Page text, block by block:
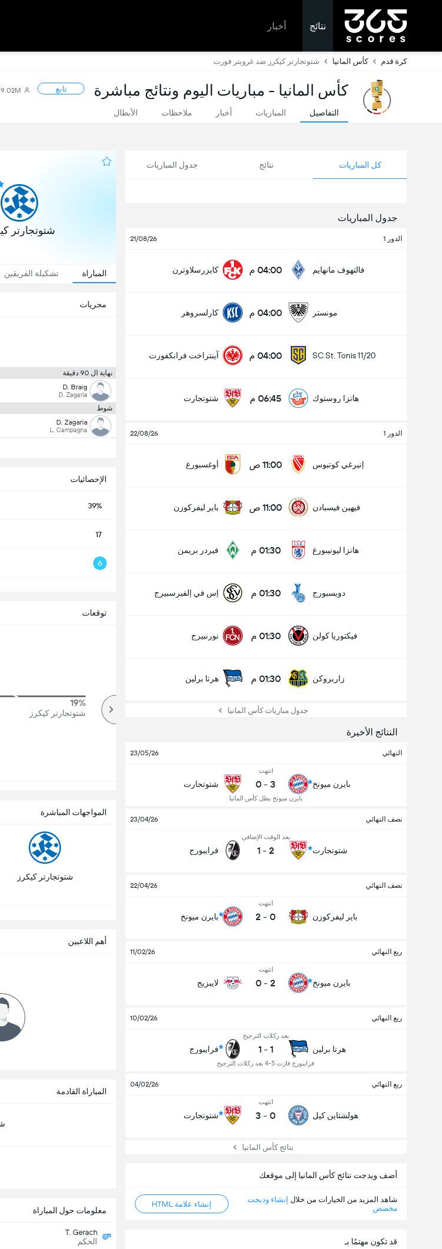
نتائج أخبار
كرة قدم كأس المانيا شتوتجارتر كيكرز ضد غرويتر فورت
كأس المانيا - مباريات اليوم ونتائج مباشرة تابع
التفاصيل المباريات أخبار ملاحظات الأبطال
كل المباريات نتائج جدول المباريات
جدول المباريات
الدور 1 21/08/26
فالتهوف مانهايم 04:00 م كايزرسلاوترن
مونستر 04:00 م كارلسروهر
SC St. Tonis 11/20 04:00 م آينتراخت فرانكفورت
هانزا روستوك 06:45 م شتوتجارت
الدور 1 22/08/26
إنيرغي كوتبوس 11:00 ص أوغسبورغ
فيهين فيسبادن 11:00 ص باير ليفركوزن
هانزا ليونيبورغ 01:30 م فيردر بريمن
دويسبورج 01:30 م إس في إلفيرسبيرج
فيكتوريا كولن 01:30 م نورنبيرج
زاربروكن 01:30 م هرتا برلين
جدول مباريات كأس المانيا
النتائج الأخيرة
النهائي 23/05/26
بايرن ميونخ
انتهت
3
-
0
بايرن ميونخ بطل كأس المانيا
شتوتجارت
نصف النهائي 23/04/26
شتوتجارت
بعد الوقت الإضافي
2
-
1 فرايبورج
نصف النهائي 22/04/26
باير ليفركوزن
انتهت
0
-
2 بايرن ميونخ
ربع النهائي 11/02/26
بايرن ميونخ
انتهت
2
-
0 لايبزيج
ربع النهائي 10/02/26
هرتا برلين
بعد ركلات الترجيح
1
-
1
فرايبورج فازت 5-4 بعد ركلات الترجيح
فرايبورج
ربع النهائي 04/02/26
هولشتاين كيل
انتهت
0
-
3 شتوتجارت
نتائج كأس المانيا
أضف ويدجت نتائج كأس المانيا إلى موقعك
شاهد المزيد من الخيارات من خلال إنشاء وديجت
مخصص
إنشاء علامة HTML
قد تكون مهتمًا بـ
شتوتجارتر
المباراة تشكيلة الفريقين
مجريات
نهاية ال 90 دقيقة
D. Braig
D. Zagaria
شوط
D. Zagaria
L. Campagna
المباراة القادمة
أهم اللاعبين
الإحصائيات
39%
17
6
معلومات حول المباراة
T. Gerach
الحكم
توقعات
19%
شتوتجارتر كيكرز
عدد الاهداف (2.5)
المواجهات المباشرة
شتوتجارتر كيكرز